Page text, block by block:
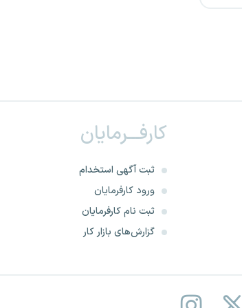
کارفـــرمایان
ثبت آگهی استخدام
ورود کارفرمایان
ثبت نام کارفرمایان
گزارش‌های بازار کار